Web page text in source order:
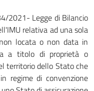
2021- Legge di Bilancio
relativa ad una sola
locata o non data in
a titolo di proprietà o
territorio dello Stato che
regime di convenzione